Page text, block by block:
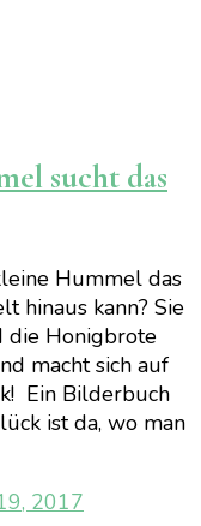
sucht das
Hummel das
hinaus kann? Sie
die Honigbrote
macht sich auf
Ein Bilderbuch
ist da, wo man
2017